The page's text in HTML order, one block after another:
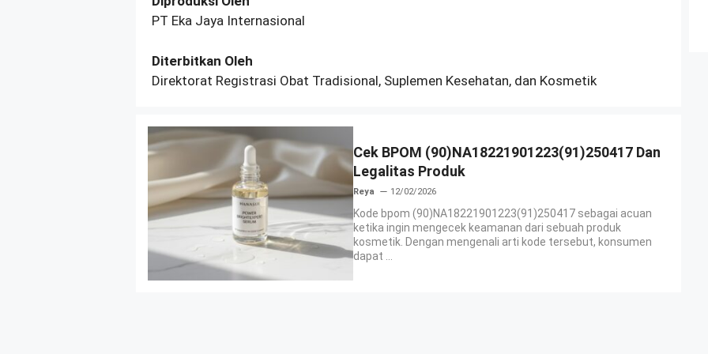
PT Eka Jaya Internasional
Diterbitkan Oleh
Direktorat Registrasi Obat Tradisional, Suplemen Kesehatan, dan Kosmetik
Cek BPOM (90)NA18221901223(91)250417 Dan
Legalitas Produk
Reya 12/02/2026
Kode bpom (90)NA18221901223(91)250417 sebagai acuan
ketika ingin mengecek keamanan dari sebuah produk
kosmetik. Dengan mengenali arti kode tersebut, konsumen
dapat ...